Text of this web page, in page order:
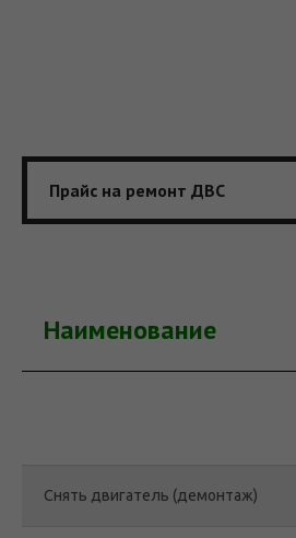
Наименование
Снять двигатель (демонтаж)